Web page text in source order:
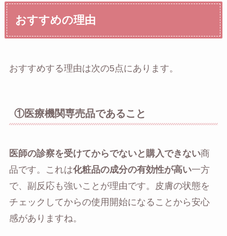
おすすめの理由
おすすめする理由は次の5点にあります。
①医療機関専売品であること
医師の診察を受けてからでないと購入できない商
品です。これは化粧品の成分の有効性が高い一方
で、副反応も強いことが理由です。皮膚の状態を
チェックしてからの使用開始になることから安心
感がありますね。